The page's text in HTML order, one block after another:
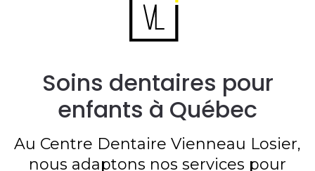
Soins dentaires pour
enfants à Québec
Au Centre Dentaire Vienneau Losier,
nous adaptons nos services pour